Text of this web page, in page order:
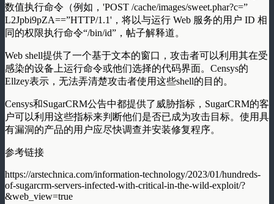
数值执行命令（例如，'POST /cache/images/sweet.phar?c=”
L2Jpbi9pZA==”HTTP/1.1'，将以与运行 Web 服务的用户 ID 相
同的权限执行命令“/bin/id”，帖子解释道。
Web shell提供了一个基于文本的窗口，攻击者可以利用其在受
感染的设备上运行命令或他们选择的代码界面。Censys的
Ellzey表示，无法弄清楚攻击者使用这些shell的目的。
Censys和SugarCRM公告中都提供了威胁指标，SugarCRM的客
户可以利用这些指标来判断他们是否已成为攻击目标。使用具
有漏洞的产品的用户应尽快调查并安装修复程序。
参考链接
https://arstechnica.com/information-technology/2023/01/hundreds-
of-sugarcrm-servers-infected-with-critical-in-the-wild-exploit/?
&web_view=true